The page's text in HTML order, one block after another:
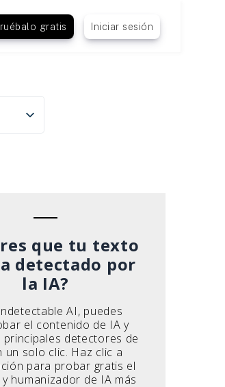
gratis Iniciar sesión
que tu texto
detectado por
la IA?
AI, puedes
el contenido de IA y
principales detectores de
un solo clic. Haz clic a
para probar gratis el
humanizador de IA más